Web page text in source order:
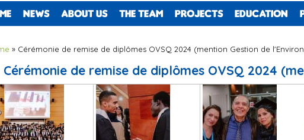
NEWS ABOUT US THE TEAM PROJECTS EDUCATION
are here
» Cérémonie de remise de diplômes OVSQ 2024 (mention Gestion de
Cérémonie de remise de diplômes OVSQ 2024